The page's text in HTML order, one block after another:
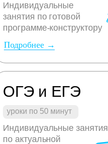
ОГЭ и ЕГЭ
уроки по 50 минут
Индивидуальные занятия
по актуальной
Подробнее →
Индивидуальные
занятия по готовой
программе-конструктору